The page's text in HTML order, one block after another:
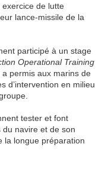
de lutte
lance-missile de la
participé à un stage
Operational Training
a permis aux marins de
d’intervention en milieu
tester et font
navire et de son
la longue préparation